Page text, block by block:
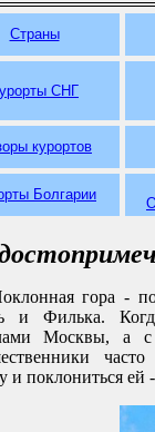
Страны
СНГ
курортов
Болгарии
гора -
и Филька.
Москвы, а с
и поклониться ей